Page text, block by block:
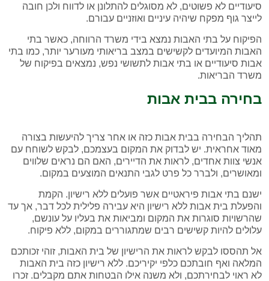
סיעודיים לא פשוטים, לא מסוגלים להתלונן או לדווח ולכן חובה
לייצר גוף מפקח שיהיה עיניים ואוזניים עבורם.
הפיקוח על בתי האבות נמצא בידי משרד הרווחה, כאשר בתי
האבות המיועדים לקשישים במצב בריאותי מעורער יותר, כמו בתי
אבות סיעודיים או בתי אבות לתשושי נפש, נמצאים בפיקוח של
משרד הבריאות.
בחירה בבית אבות
תהליך הבחירה בבית אבות כזה או אחר צריך להיעשות בצורה
מאוד אחראית. יש לבדוק את המקום בעצמכם, לבקש לשוחח עם
אנשי צוות אחדים, לראות את הדיירים, האם הם נראים שלווים
ומאושרים, ולברר כל פרט לגבי התנאים המוצעים במקום.
ישנם בתי אבות פיראטיים אשר פועלים ללא רישיון. הקמת
והפעלת בית אבות ללא רישיון היא עבירה פלילית לכל דבר, אך עד
שהרשויות סוגרות את המקום ומביאות את בעליו על עונשם,
עלולים להיות קשישים רבים שמתגוררים במקום, ללא פיקוח.
אל תהססו לבקש לראות את הרישיון של בית האבות, זוהי זכותכם
המלאה ואף חובתכם כלפי יקיריכם. ללא רישיון כזה בית האבות
לא ראוי לבחירתכם, ולא משנה אילו הבטחות אתם מקבלים. זכרו